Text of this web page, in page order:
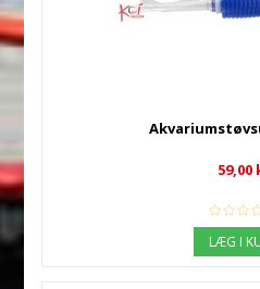
59,00
LÆG I